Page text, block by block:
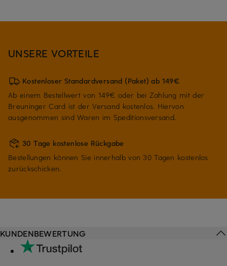
UNSERE VORTEILE
Kostenloser Standardversand (Paket) ab 149€
Ab einem Bestellwert von 149€ oder bei Zahlung mit der
Breuninger Card ist der Versand kostenlos. Hiervon
ausgenommen sind Waren im Speditionsversand.
30 Tage kostenlose Rückgabe
Bestellungen können Sie innerhalb von 30 Tagen kostenlos
zurückschicken.
KUNDENBEWERTUNG